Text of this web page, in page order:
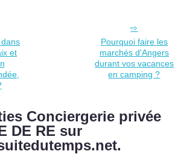
et
Pourquoi faire les
marchés d'Angers
durant vos vacances
en camping ?
Conciergerie privée
DE RE sur